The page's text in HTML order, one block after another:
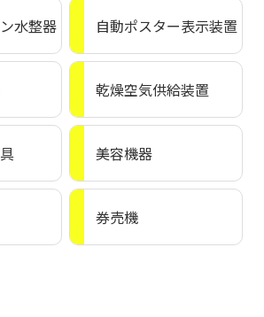
水整器 自動ポスター表示装置
乾燥空気供給装置
美容機器
券売機